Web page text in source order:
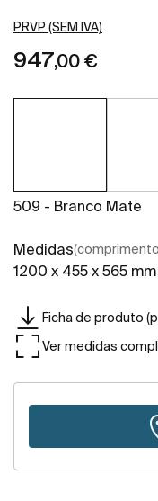
PRVP (SEM IVA)
947,00 €
509 - Branco Mate
Medidas
1200 x 455 x 565 mm
Ficha de produto
Ver medidas